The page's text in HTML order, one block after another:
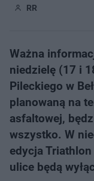
RR
Ważna
niedzielę (17 i
Pileckiego w
planowaną na
asfaltowej,
wszystko. W
edycja
ulice będą